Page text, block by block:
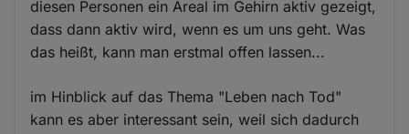
diesen Personen ein Areal im Gehirn aktiv gezeigt,
dass dann aktiv wird, wenn es um uns geht. Was
das heißt, kann man erstmal offen lassen...
im Hinblick auf das Thema "Leben nach Tod"
kann es aber interessant sein, weil sich dadurch